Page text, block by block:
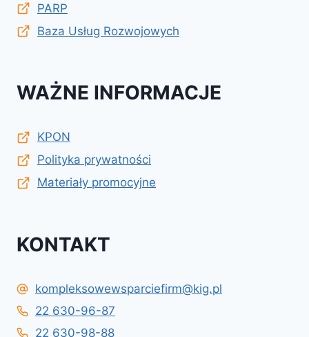
PARP
Baza Usług Rozwojowych
WAŻNE INFORMACJE
KPON
Polityka prywatności
Materiały promocyjne
KONTAKT
kompleksowewsparciefirm@kig.pl
22 630-96-87
22 630-98-88